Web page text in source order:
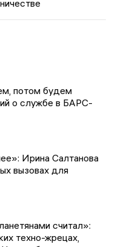
потом будем
о службе в БАРС-
Ирина Салтанова
вызовах для
считал»:
техно-жрецах,